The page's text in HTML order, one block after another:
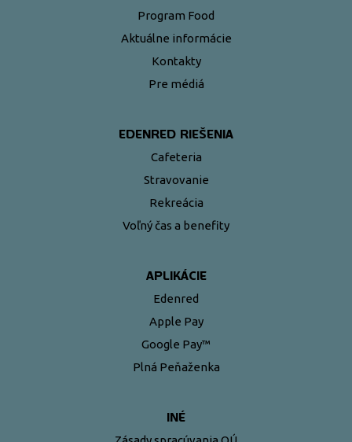
Program Food
Aktuálne informácie
Kontakty
Pre médiá
EDENRED RIEŠENIA
Cafeteria
Stravovanie
Rekreácia
Voľný čas a benefity
APLIKÁCIE
Edenred
Apple Pay
Google Pay™
Plná Peňaženka
INÉ